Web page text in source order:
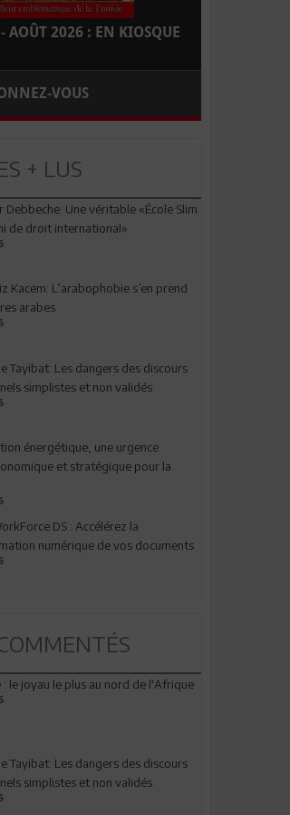
AOÛT 2026 : EN KIOSQUE
VOUS
+ LUS
Debbeche: Une véritable «École Slim
de droit international»
Kacem: L’arabophobie s’en prend
arabes
Tayibat: Les dangers des discours
simplistes et non validés
énergétique, une urgence
et stratégique pour la
DS : Accélérez la
numérique de vos documents
: le joyau le plus au nord de l'Afrique
Tayibat: Les dangers des discours
simplistes et non validés